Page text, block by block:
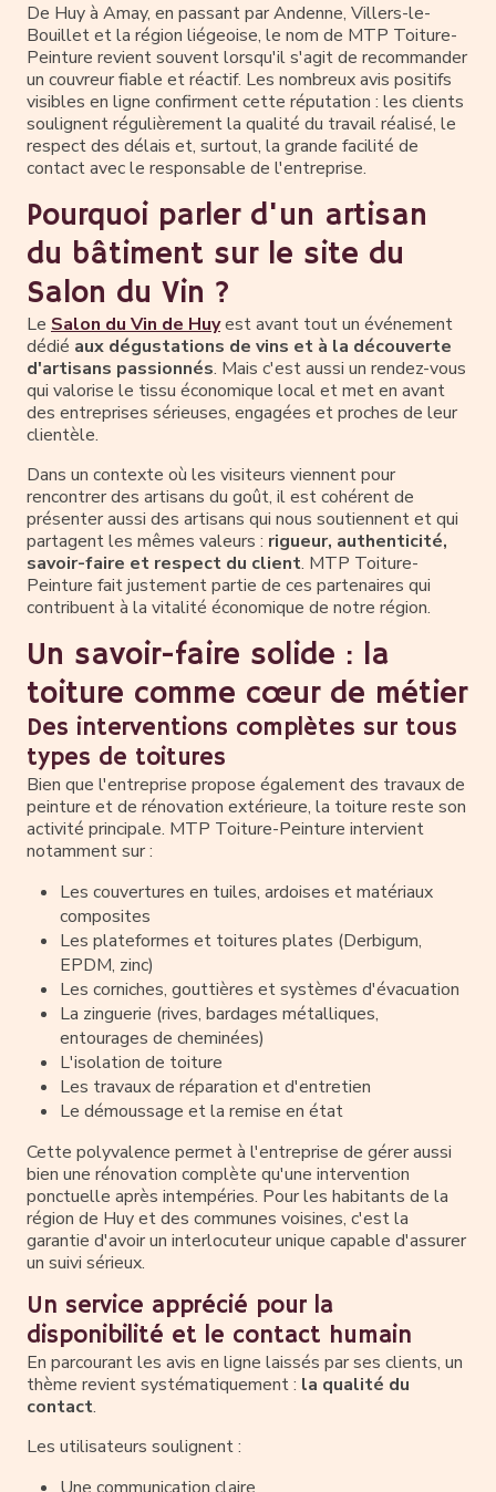
De Huy à Amay, en passant par Andenne, Villers-le-
Bouillet et la région liégeoise, le nom de MTP Toiture-
Peinture revient souvent lorsqu'il s'agit de recommander
un couvreur fiable et réactif. Les nombreux avis positifs
visibles en ligne confirment cette réputation : les clients
soulignent régulièrement la qualité du travail réalisé, le
respect des délais et, surtout, la grande facilité de
contact avec le responsable de l'entreprise.
Pourquoi parler d'un artisan
du bâtiment sur le site du
Salon du Vin ?
Le Salon du Vin de Huyest avant tout un événement
dédié aux dégustations de vins et à la découverte
d'artisans passionnés. Mais c'est aussi un rendez-vous
qui valorise le tissu économique local et met en avant
des entreprises sérieuses, engagées et proches de leur
clientèle.
Dans un contexte où les visiteurs viennent pour
rencontrer des artisans du goût, il est cohérent de
présenter aussi des artisans qui nous soutiennent et qui
partagent les mêmes valeurs : rigueur, authenticité,
savoir-faire et respect du client. MTP Toiture-
Peinture fait justement partie de ces partenaires qui
contribuent à la vitalité économique de notre région.
Un savoir-faire solide : la
toiture comme cœur de métier
Des interventions complètes sur tous
types de toitures
Bien que l'entreprise propose également des travaux de
peinture et de rénovation extérieure, la toiture reste son
activité principale. MTP Toiture-Peinture intervient
notamment sur :
Les couvertures en tuiles, ardoises et matériaux
composites
Les plateformes et toitures plates (Derbigum,
EPDM, zinc)
Les corniches, gouttières et systèmes d'évacuation
La zinguerie (rives, bardages métalliques,
entourages de cheminées)
L'isolation de toiture
Les travaux de réparation et d'entretien
Le démoussage et la remise en état
Cette polyvalence permet à l'entreprise de gérer aussi
bien une rénovation complète qu'une intervention
ponctuelle après intempéries. Pour les habitants de la
région de Huy et des communes voisines, c'est la
garantie d'avoir un interlocuteur unique capable d'assurer
un suivi sérieux.
Un service apprécié pour la
disponibilité et le contact humain
En parcourant les avis en ligne laissés par ses clients, un
thème revient systématiquement : la qualité du
contact.
Les utilisateurs soulignent :